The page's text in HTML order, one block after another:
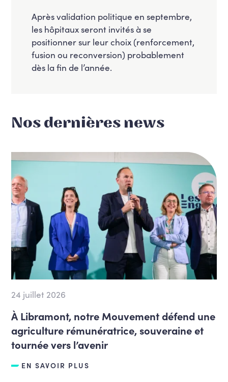
Après validation politique en septembre,
les hôpitaux seront invités à se
positionner sur leur choix (renforcement,
fusion ou reconversion) probablement
dès la fin de l’année.
Nos dernières news
24 juillet 2026
À Libramont, notre Mouvement défend une
agriculture rémunératrice, souveraine et
tournée vers l’avenir
EN SAVOIR PLUS